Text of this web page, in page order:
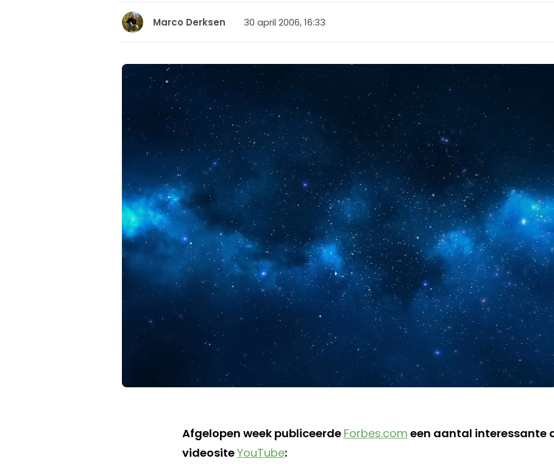
Marco Derksen 30 april 2006, 16:33
Afgelopen week publiceerde Forbes.com een aantal interessante
videositeYouTube: